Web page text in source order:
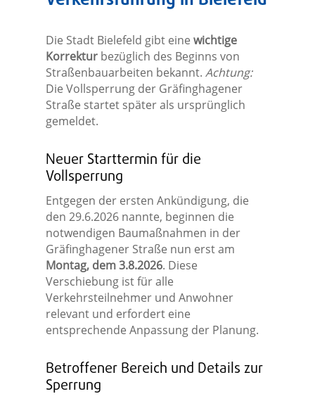
Die Stadt Bielefeld gibt eine wichtige
Korrekturbezüglich des Beginns von
Straßenbauarbeiten bekannt. Achtung:
Die Vollsperrung der Gräfinghagener
Straße startet später als ursprünglich
gemeldet.
Neuer Starttermin für die
Vollsperrung
Entgegen der ersten Ankündigung, die
den 29.6.2026 nannte, beginnen die
notwendigen Baumaßnahmen in der
Gräfinghagener Straße nun erst am
Montag, dem 3.8.2026. Diese
Verschiebung ist für alle
Verkehrsteilnehmer und Anwohner
relevant und erfordert eine
entsprechende Anpassung der Planung.
Betroffener Bereich und Details zur
Sperrung